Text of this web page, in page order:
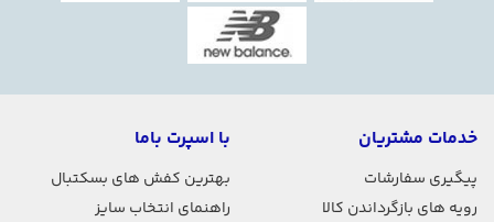
خدمات مشتریان
پیگیری سفارشات
رویه های بازگرداندن کالا
با اسپرت باما
بهترین کفش های بسکتبال
راهنمای انتخاب سایز